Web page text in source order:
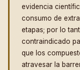
evidencia
consumo de
etapas; por lo
contraindicado
que los
atravesar la